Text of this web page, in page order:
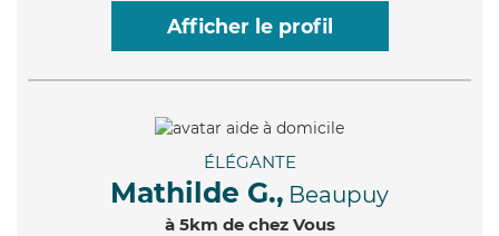
Afficher le profil
ÉLÉGANTE
Mathilde G., Beaupuy
à 5km de chez Vous